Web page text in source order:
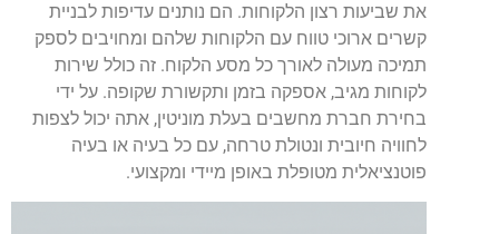
את שביעות רצון הלקוחות. הם נותנים עדיפות לבניית
קשרים ארוכי טווח עם הלקוחות שלהם ומחויבים לספק
תמיכה מעולה לאורך כל מסע הלקוח. זה כולל שירות
לקוחות מגיב, אספקה בזמן ותקשורת שקופה. על ידי
בחירת חברת מחשבים בעלת מוניטין, אתה יכול לצפות
לחוויה חיובית ונטולת טרחה, עם כל בעיה או בעיה
פוטנציאלית מטופלת באופן מיידי ומקצועי.